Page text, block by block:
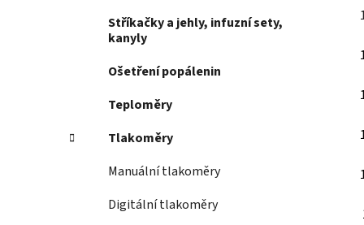
Stříkačky a jehly, infuzní sety,
kanyly
Ošetření popálenin
Teploměry
Tlakoměry
Manuální tlakoměry
Digitální tlakoměry